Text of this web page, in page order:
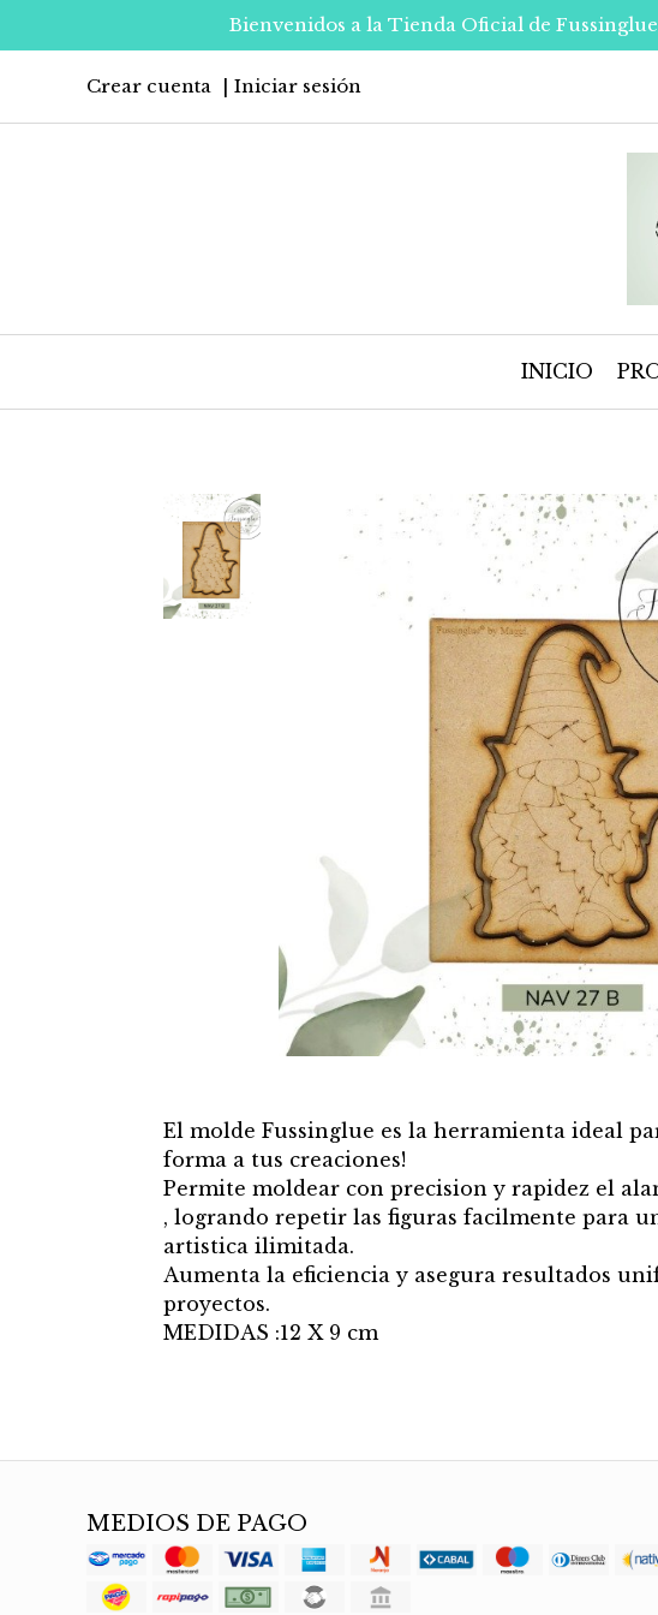
Bienvenidos a la Tienda Oficial de
Crear cuenta Iniciar sesión
INICIO
El molde Fussinglue es la herramienta ideal
forma a tus creaciones!
Permite moldear con precision y rapidez el
, logrando repetir las figuras facilmente para
artistica ilimitada.
Aumenta la eficiencia y asegura resultados
proyectos.
MEDIDAS :12 X 9 cm
MEDIOS DE PAGO